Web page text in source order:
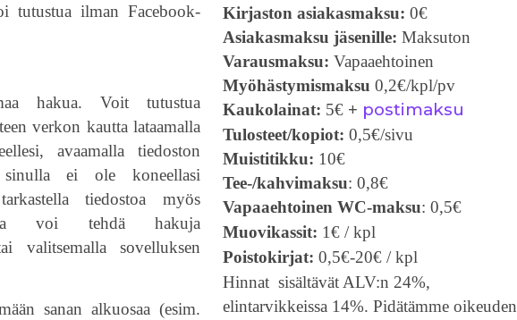
tutustua ilman Facebook-
hakua. Voit tutustua
verkon kautta lataamalla
avaamalla tiedoston
sinulla ei ole koneellasi
tiedostoa myös
voi tehdä hakuja
valitsemalla sovelluksen
sanan alkuosaa (esim.
Kirjaston asiakasmaksu: 0€
Asiakasmaksu jäsenille: Maksuton
Varausmaksu: Vapaaehtoinen
Myöhästymismaksu 0,2€/kpl/pv
Kaukolainat: 5€ + postimaksu
Tulosteet/kopiot: 0,5€/sivu
Muistitikku: 10€
Tee-/kahvimaksu: 0,8€
Vapaaehtoinen WC-maksu: 0,5€
Muovikassit: 1€ / kpl
Poistokirjat: 0,5€-20€ / kpl
Hinnat sisältävät ALV:n 24%,
elintarvikkeissa 14%. Pidätämme oikeuden